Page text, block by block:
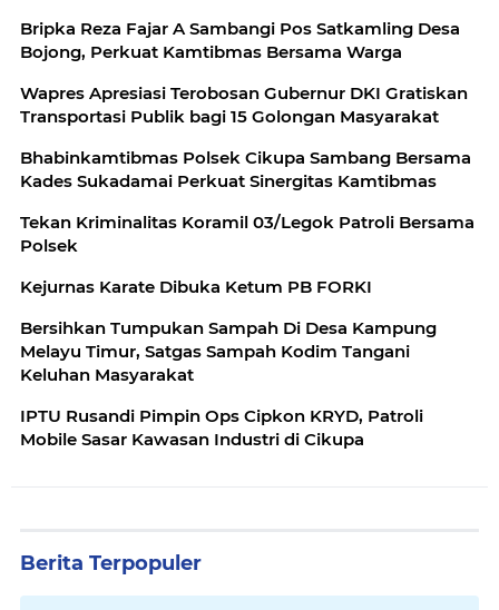
Bripka Reza Fajar A Sambangi Pos Satkamling Desa
Bojong, Perkuat Kamtibmas Bersama Warga
Wapres Apresiasi Terobosan Gubernur DKI Gratiskan
Transportasi Publik bagi 15 Golongan Masyarakat
Bhabinkamtibmas Polsek Cikupa Sambang Bersama
Kades Sukadamai Perkuat Sinergitas Kamtibmas
Tekan Kriminalitas Koramil 03/Legok Patroli Bersama
Polsek
Kejurnas Karate Dibuka Ketum PB FORKI
Bersihkan Tumpukan Sampah Di Desa Kampung
Melayu Timur, Satgas Sampah Kodim Tangani
Keluhan Masyarakat
IPTU Rusandi Pimpin Ops Cipkon KRYD, Patroli
Mobile Sasar Kawasan Industri di Cikupa
Berita Terpopuler